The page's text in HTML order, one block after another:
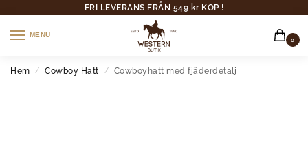
FRI LEVERANS FRÅN 549 kr KÖP !
MENU
0
Hem / Cowboy Hatt / Cowboyhatt med fjäderdetalj